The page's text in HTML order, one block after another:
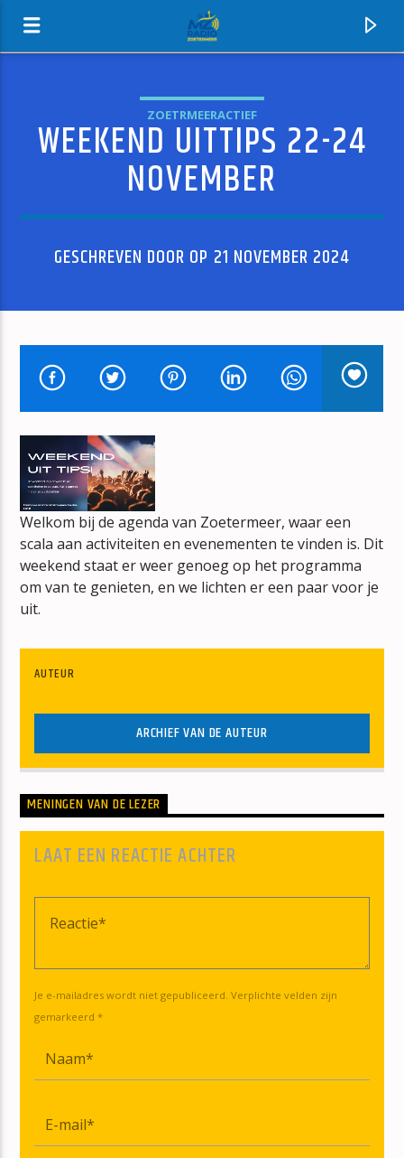
MZ-RADIO
HUIDIG NUMMER
ANOTHER DAY IN PARADISE
PHIL COLLINS
mz-radio
ZOETRMEERACTIEF
WEEKEND UITTIPS 22-24
NOVEMBER
GESCHREVEN DOOR OP 21 NOVEMBER 2024
Welkom bij de agenda van Zoetermeer, waar een
scala aan activiteiten en evenementen te vinden is. Dit
weekend staat er weer genoeg op het programma
om van te genieten, en we lichten er een paar voor je
uit.
AUTEUR
ARCHIEF VAN DE AUTEUR
MENINGEN VAN DE LEZER
LAAT EEN REACTIE ACHTER
Je e-mailadres wordt niet gepubliceerd. Verplichte velden zijn
gemarkeerd *